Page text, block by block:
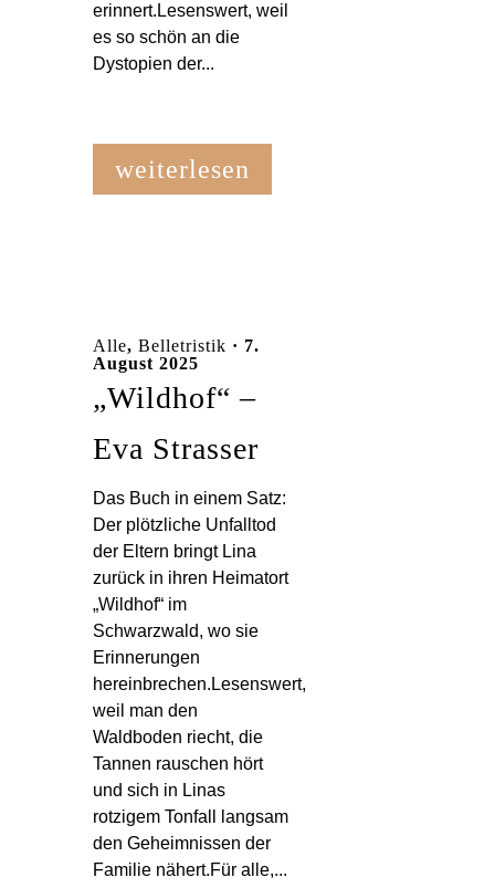
erinnert.Lesenswert, weil
es so schön an die
Dystopien der...
weiterlesen
Alle, Belletristik · 7.
August 2025
„Wildhof“ –
Eva Strasser
Das Buch in einem Satz:
Der plötzliche Unfalltod
der Eltern bringt Lina
zurück in ihren Heimatort
„Wildhof“ im
Schwarzwald, wo sie
Erinnerungen
hereinbrechen.Lesenswert,
weil man den
Waldboden riecht, die
Tannen rauschen hört
und sich in Linas
rotzigem Tonfall langsam
den Geheimnissen der
Familie nähert.Für alle,...